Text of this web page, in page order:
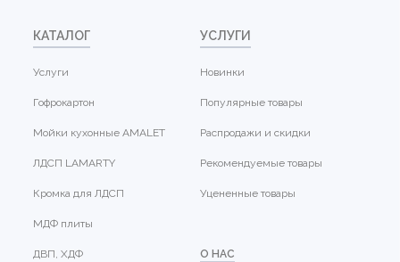
КАТАЛОГ
Услуги
Гофрокартон
Мойки кухонные AMALET
ЛДСП LAMARTY
Кромка для ЛДСП
МДФ плиты
ДВП, ХДФ
УСЛУГИ
Новинки
Популярные товары
Распродажи и скидки
Рекомендуемые товары
Уцененные товары
О НАС